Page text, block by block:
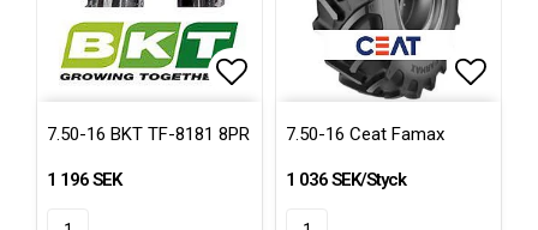
Lägg till i favoritlistan
7.50-16 BKT TF-8181 8PR
1 196 SEK
7.50-16 Ceat Famax
1 036 SEK/Styck